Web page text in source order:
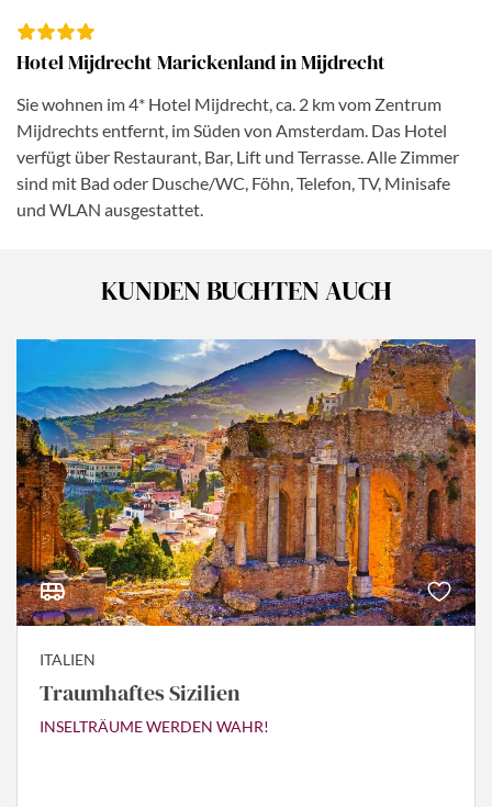
Hotel Mijdrecht Marickenland in Mijdrecht
Sie wohnen im 4* Hotel Mijdrecht, ca. 2 km vom Zentrum
Mijdrechts entfernt, im Süden von Amsterdam. Das Hotel
verfügt über Restaurant, Bar, Lift und Terrasse. Alle Zimmer
sind mit Bad oder Dusche/WC, Föhn, Telefon, TV, Minisafe
und WLAN ausgestattet.
KUNDEN BUCHTEN AUCH
ITALIEN
Traumhaftes Sizilien
INSELTRÄUME WERDEN WAHR!